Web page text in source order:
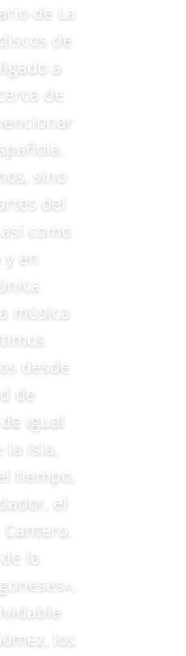
de La
de
a
de
sino
del
como
en
música
desde
de
igual
Isla,
tiempo,
el
la
los